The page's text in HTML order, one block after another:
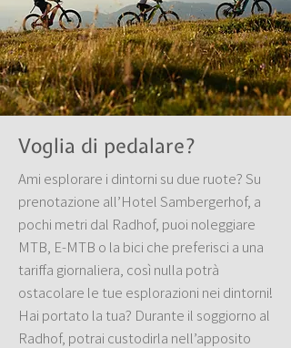
Voglia di pedalare?
Ami esplorare i dintorni su due ruote? Su
prenotazione all’Hotel Sambergerhof, a
pochi metri dal Radhof, puoi noleggiare
MTB, E-MTB o la bici che preferisci a una
tariffa giornaliera, così nulla potrà
ostacolare le tue esplorazioni nei dintorni!
Hai portato la tua? Durante il soggiorno al
Radhof, potrai custodirla nell’apposito